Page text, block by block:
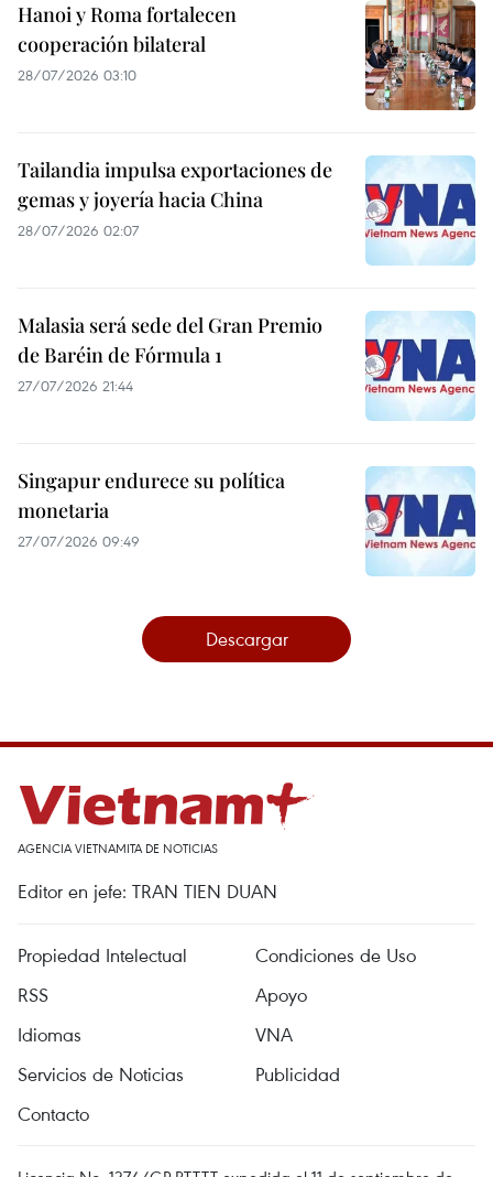
Hanoi y Roma fortalecen
cooperación bilateral
28/07/2026 03:10
Tailandia impulsa exportaciones de
gemas y joyería hacia China
28/07/2026 02:07
Malasia será sede del Gran Premio
de Baréin de Fórmula 1
27/07/2026 21:44
Singapur endurece su política
monetaria
27/07/2026 09:49
Descargar
AGENCIA VIETNAMITA DE NOTICIAS
Editor en jefe: TRAN TIEN DUAN
Propiedad Intelectual
Condiciones de Uso
RSS
Apoyo
Idiomas
VNA
Servicios de Noticias
Publicidad
Contacto